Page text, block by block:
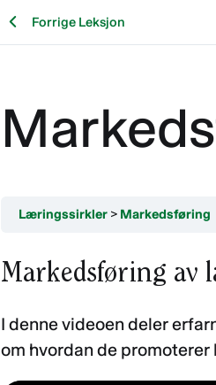
Forrige Leksjon
Læringssirkler Markedsføring
Markedsføring
I denne videoen deler
om hvordan de